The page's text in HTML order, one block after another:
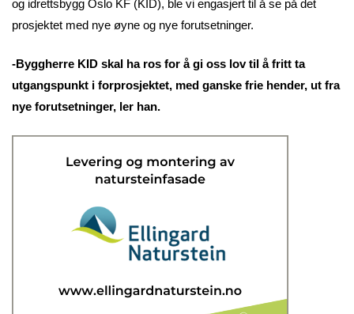
og idrettsbygg Oslo KF (KID), ble vi engasjert til å se på det
prosjektet med nye øyne og nye forutsetninger.
-Byggherre KID skal ha ros for å gi oss lov til å fritt ta
utgangspunkt i forprosjektet, med ganske frie hender, ut fra
nye forutsetninger, ler han.